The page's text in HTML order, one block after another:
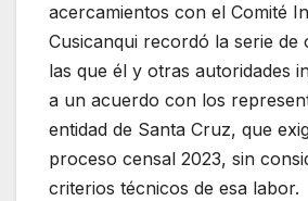
acercamientos con el Comité
Cusicanqui recordó la serie de
las que él y otras autoridades
a un acuerdo con los
entidad de Santa Cruz, que
proceso censal 2023, sin
criterios técnicos de esa labor.